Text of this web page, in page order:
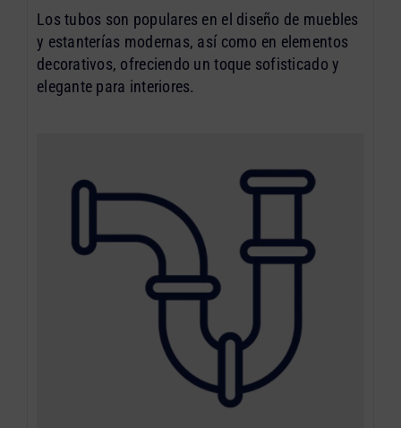
Los tubos son populares en el diseño de muebles
y estanterías modernas, así como en elementos
decorativos, ofreciendo un toque sofisticado y
elegante para interiores.